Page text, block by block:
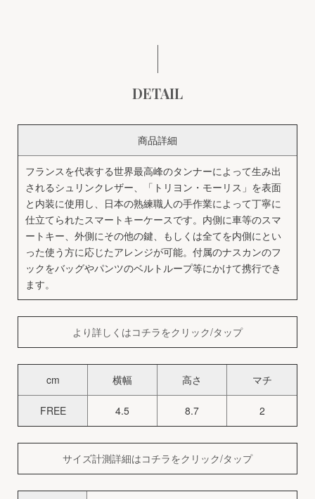
DETAIL
商品詳細
フランスを代表する世界最高峰のタンナーによって生み出
されるシュリンクレザー、「トリヨン・モーリス」を表面
と内装に使用し、日本の熟練職人の手作業によって丁寧に
仕立てられたスマートキーケースです。内側に車等のスマ
ートキー、外側にその他の鍵、もしくは全てを内側にとい
った使う方に応じたアレンジが可能。付属のナスカンのフ
ックをバッグやパンツのベルトループ等にかけて携行でき
ます。
より詳しくはコチラをクリック/タップ
cm 横幅 高さ マチ
FREE 4.5 8.7 2
サイズ計測詳細はコチラをクリック/タップ